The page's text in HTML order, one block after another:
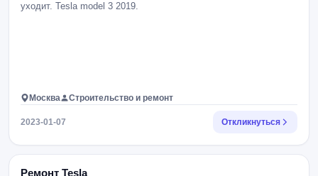
уходит. Tesla model 3 2019.
Москва Строительство и ремонт
2023-01-07 Откликнуться
Ремонт Tesla